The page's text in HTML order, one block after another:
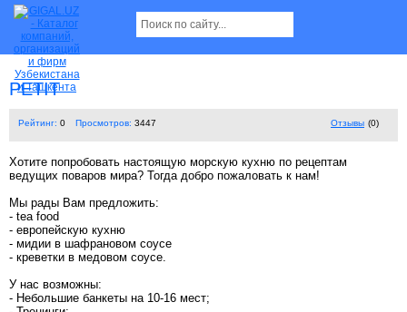
PETIT
Рейтинг: 0 Просмотров: 3447 Отзывы (0)
Хотите попробовать настоящую морскую кухню по рецептам
ведущих поваров мира? Тогда добро пожаловать к нам!
Мы рады Вам предложить:
- tea food
- европейскую кухню
- мидии в шафрановом соусе
- креветки в медовом соусе.
У нас возможны:
- Небольшие банкеты на 10-16 мест;